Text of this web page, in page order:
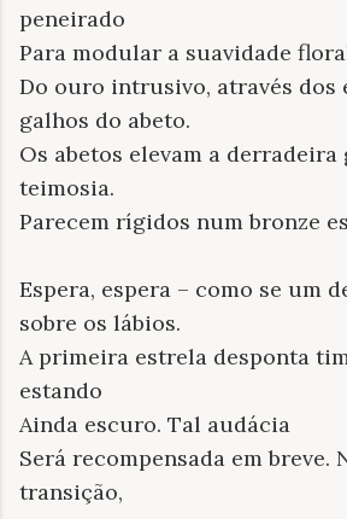
peneirado
Para modular a suavidade
Do ouro intrusivo, através dos
galhos do abeto.
Os abetos elevam a
teimosia.
Parecem rígidos num bronze
Espera, espera – como se um
sobre os lábios.
A primeira estrela desponta
estando
Ainda escuro. Tal audácia
Será recompensada em breve.
transição,